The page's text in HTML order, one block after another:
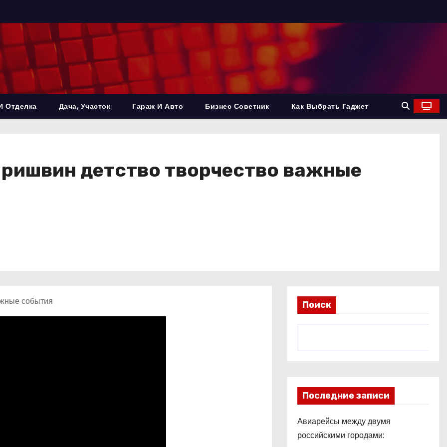
Отделка Дача, Участок Гараж И Авто Бизнес Советник Как Выбрать Гаджет
детство творчество важные
Поиск
Последние записи
Авиарейсы между двумя
российскими городами: